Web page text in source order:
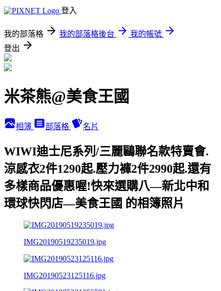
登入
我的部落格 我的部落格後台
我的帳號
登出
米茶熊@美食王國
相簿 部落格 名片
WIWI迪士尼系列/三麗鷗聯名款特賣會.
涼感衣2件1290起.壓力褲2件2990起.還有
多樣商品優惠喔!快來選購八—新北中和
環球快閃店—美食王國 的相簿照片
IMG20190519235019.jpg
IMG20190523125116.jpg